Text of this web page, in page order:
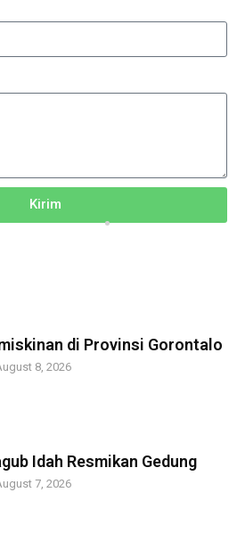
Kirim
di Provinsi Gorontalo
8, 2026
Idah Resmikan Gedung
7, 2026